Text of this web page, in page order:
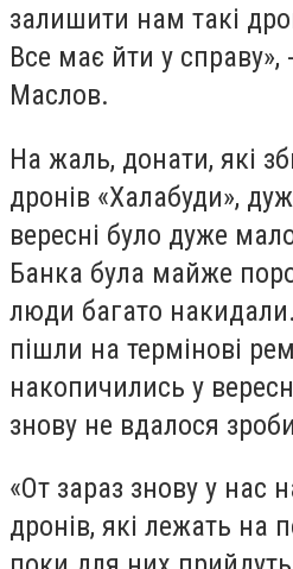
залишити нам такі
Все має йти у
Маслов.
На жаль, донати, які
дронів «Халабуди»,
вересні було дуже
Банка була майже
люди багато накидали.
пішли на термінові
накопичились у
знову не вдалося
«От зараз знову у нас
дронів, які лежать на